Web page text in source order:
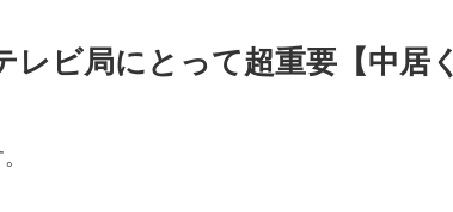
ビ局にとって超重要【中居く